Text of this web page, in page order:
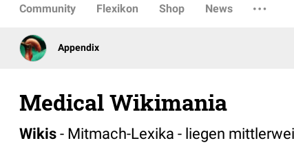
Community Flexikon Shop News
Appendix
Medical Wikimania
Wikis - Mitmach-Lexika - liegen